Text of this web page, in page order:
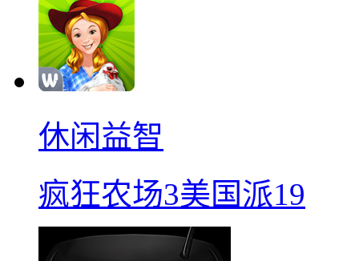
休闲益智
疯狂农场3美国派19